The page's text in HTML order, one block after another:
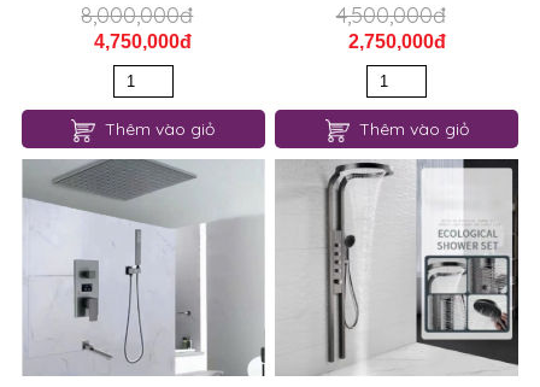
8,000,000đ
4,750,000đ
Thêm vào giỏ
4,500,000đ
2,750,000đ
Thêm vào giỏ